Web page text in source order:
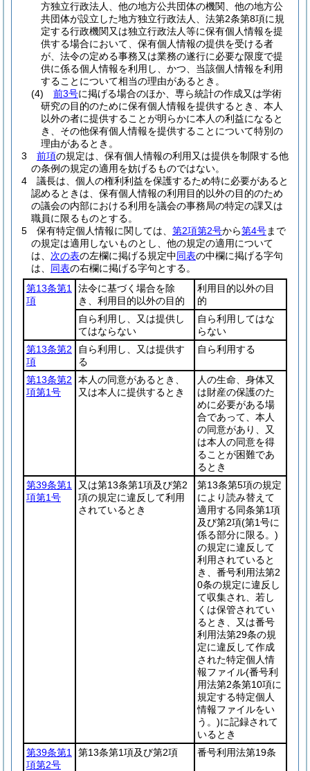
方独立行政法人、他の地方公共団体の機関、他の地方公
共団体が設立した地方独立行政法人、法第2条第8項に規
定する行政機関又は独立行政法人等に保有個人情報を提
供する場合において、保有個人情報の提供を受ける者
が、法令の定める事務又は業務の遂行に必要な限度で提
供に係る個人情報を利用し、かつ、当該個人情報を利用
することについて相当の理由があるとき。
(4)
前3号に掲げる場合のほか、専ら統計の作成又は学術
研究の目的のために保有個人情報を提供するとき、本人
以外の者に提供することが明らかに本人の利益になると
き、その他保有個人情報を提供することについて特別の
理由があるとき。
3
前項の規定は、保有個人情報の利用又は提供を制限する他
の条例の規定の適用を妨げるものではない。
4
議長は、個人の権利利益を保護するため特に必要があると
認めるときは、保有個人情報の利用目的以外の目的のため
の議会の内部における利用を議会の事務局の特定の課又は
職員に限るものとする。
5
保有特定個人情報に関しては、 第2項第2号から第4号まで
の規定は適用しないものとし、他の規定の適用について
は、 次の表の左欄に掲げる規定中同表の中欄に掲げる字句
は、 同表の右欄に掲げる字句とする。
第13条第1
項
法令に基づく場合を除
き、利用目的以外の目的
利用目的以外の目
的
自ら利用し、又は提供し
てはならない
自ら利用してはな
らない
第13条第2
項
自ら利用し、又は提供す
る
自ら利用する
第13条第2
項第1号
本人の同意があるとき、
又は本人に提供するとき
人の生命、身体又
は財産の保護のた
めに必要がある場
合であって、本人
の同意があり、又
は本人の同意を得
ることが困難であ
るとき
第39条第1
項第1号
又は第13条第1項及び第2
項の規定に違反して利用
されているとき
第13条第5項の規定
により読み替えて
適用する同条第1項
及び第2項(第1号に
係る部分に限る。)
の規定に違反して
利用されていると
き、番号利用法第2
0条の規定に違反し
て収集され、若し
くは保管されてい
るとき、又は番号
利用法第29条の規
定に違反して作成
された特定個人情
報ファイル(番号利
用法第2条第10項に
規定する特定個人
情報ファイルをい
う。)に記録されて
いるとき
第39条第1
項第2号
第13条第1項及び第2項 番号利用法第19条